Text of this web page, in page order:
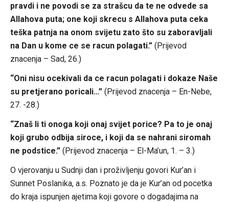
pravdi i ne povodi se za strašcu da te ne odvede sa
Allahova puta; one koji skrecu s Allahova puta ceka
teška patnja na onom svijetu zato što su zaboravljali
na Dan u kome ce se racun polagati.”(Prijevod
znacenja – Sad, 26.)
“Oni nisu ocekivali da ce racun polagati i dokaze Naše
su pretjerano poricali…”(Prijevod znacenja – En-Nebe,
27. -28.)
“Znaš li ti onoga koji onaj svijet porice? Pa to je onaj
koji grubo odbija siroce, i koji da se nahrani siromah
ne podstice.”(Prijevod znacenja – El-Ma’un, 1. – 3.)
O vjerovanju u Sudnji dan i proživljenju govori Kur’an i
Sunnet Poslanika, a.s. Poznato je da je Kur’an od pocetka
do kraja ispunjen ajetima koji govore o dogadajima na